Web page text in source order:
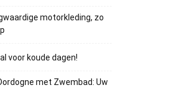
motorkleding, zo
voor koude dagen!
met Zwembad: Uw